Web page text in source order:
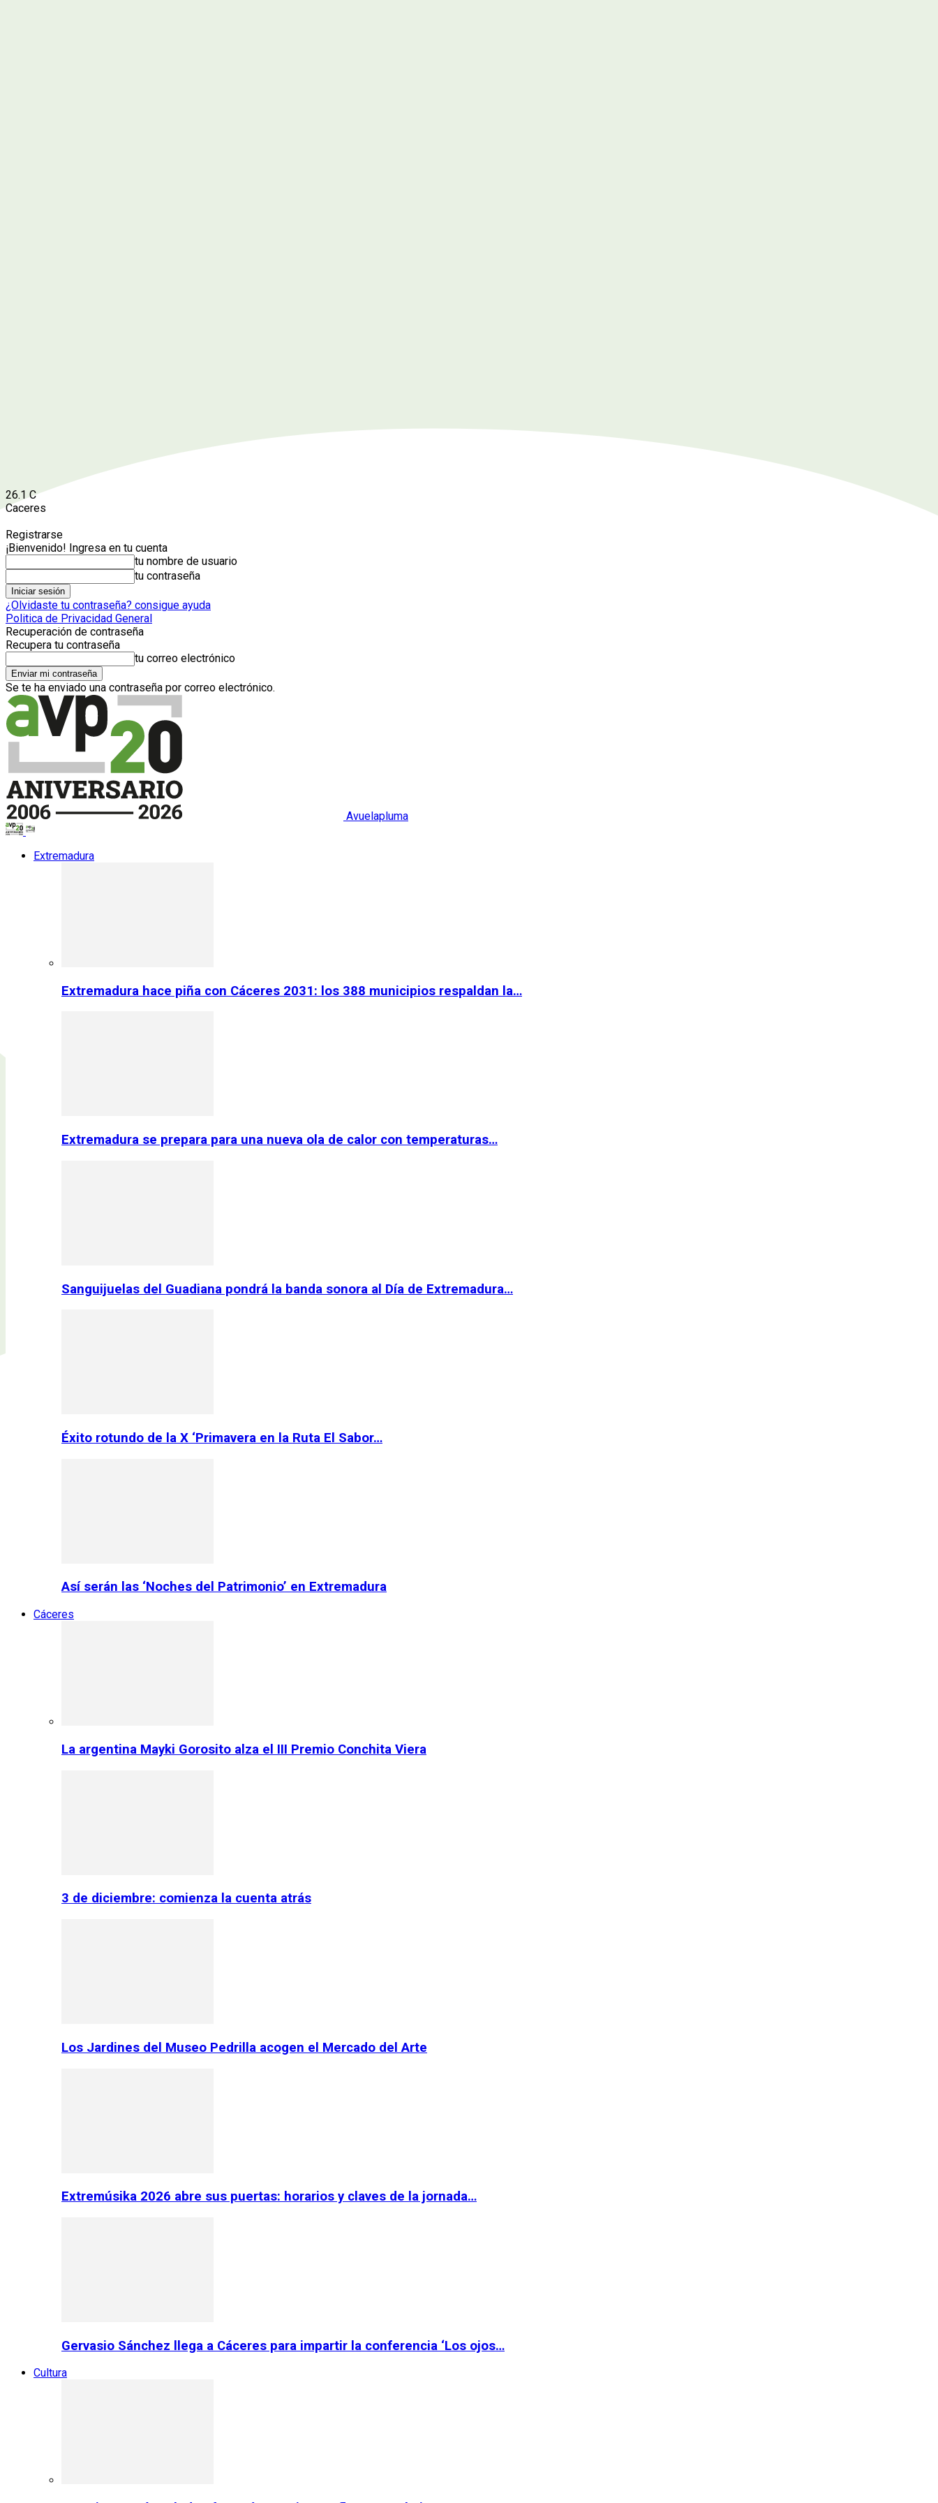
26.1 C
Caceres
Registrarse
¡Bienvenido! Ingresa en tu cuenta
tu nombre de usuario
tu contraseña
¿Olvidaste tu contraseña? consigue ayuda
Politica de Privacidad General
Recuperación de contraseña
Recupera tu contraseña
tu correo electrónico
Se te ha enviado una contraseña por correo electrónico.
Avuelapluma
Extremadura
Extremadura hace piña con Cáceres 2031: los 388 municipios respaldan la…
Extremadura se prepara para una nueva ola de calor con temperaturas…
Sanguijuelas del Guadiana pondrá la banda sonora al Día de Extremadura…
Éxito rotundo de la X ‘Primavera en la Ruta El Sabor…
Así serán las ‘Noches del Patrimonio’ en Extremadura
Cáceres
La argentina Mayki Gorosito alza el III Premio Conchita Viera
3 de diciembre: comienza la cuenta atrás
Los Jardines del Museo Pedrilla acogen el Mercado del Arte
Extremúsika 2026 abre sus puertas: horarios y claves de la jornada…
Gervasio Sánchez llega a Cáceres para impartir la conferencia ‘Los ojos…
Cultura